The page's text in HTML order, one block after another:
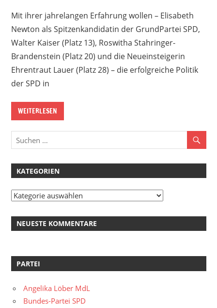
Mit ihrer jahrelangen Erfahrung wollen – Elisabeth
Newton als Spitzenkandidatin der GrundPartei SPD,
Walter Kaiser (Platz 13), Roswitha Stahringer-
Brandenstein (Platz 20) und die Neueinsteigerin
Ehrentraut Lauer (Platz 28) – die erfolgreiche Politik
der SPD in
WEITERLESEN
KATEGORIEN
Kategorien
NEUESTE KOMMENTARE
PARTEI
Angelika Löber MdL
Bundes-Partei SPD